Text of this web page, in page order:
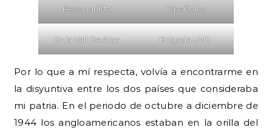
Reconquista
Españoles
En la Vall De Aran Brigada UNE
Por lo que a mí respecta, volvía a encontrarme en
la disyuntiva entre los dos países que consideraba
mi patria. En el periodo de octubre a diciembre de
1944 los angloamericanos estaban en la orilla del